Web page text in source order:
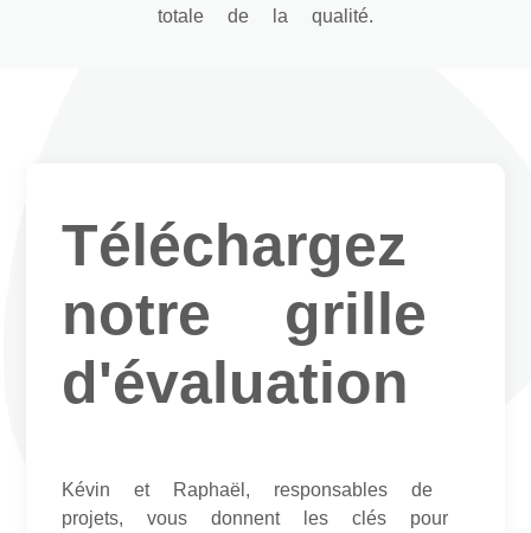
totale de la qualité.
Téléchargez
notre grille
d'évaluation
Kévin et Raphaël, responsables de
projets, vous donnent les clés pour